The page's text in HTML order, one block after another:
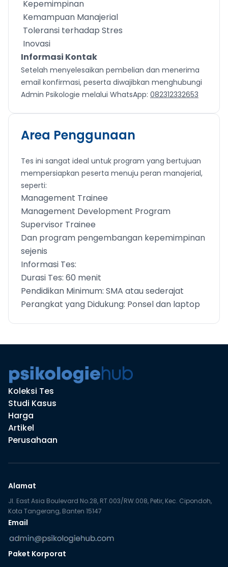
Kepemimpinan
Kemampuan Manajerial
Toleransi terhadap Stres
Inovasi
Informasi Kontak
Setelah menyelesaikan pembelian dan menerima
email konfirmasi, peserta diwajibkan menghubungi
Admin Psikologie melalui WhatsApp: 082312332653
Area Penggunaan
Tes ini sangat ideal untuk program yang bertujuan
mempersiapkan peserta menuju peran manajerial,
seperti:
Management Trainee
Management Development Program
Supervisor Trainee
Dan program pengembangan kepemimpinan
sejenis
Informasi Tes:
Durasi Tes: 60 menit
Pendidikan Minimum: SMA atau sederajat
Perangkat yang Didukung: Ponsel dan laptop
Koleksi Tes
Studi Kasus
Harga
Artikel
Perusahaan
Alamat
Jl. East Asia Boulevard No.28, RT.003/RW.008, Petir, Kec. Cipondoh,
Kota Tangerang, Banten 15147
Email
Paket Korporat